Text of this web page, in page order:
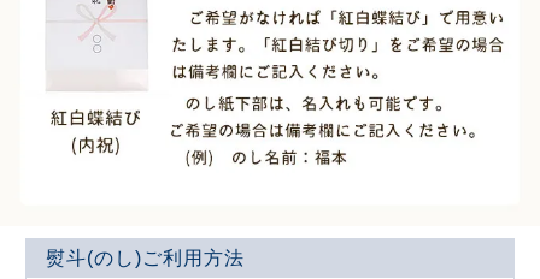
熨斗(のし)ご利用方法